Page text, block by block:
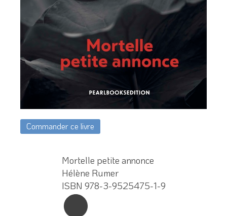
Commander ce livre
Mortelle petite annonce
Hélène Rumer
ISBN 978-3-9525475-1-9